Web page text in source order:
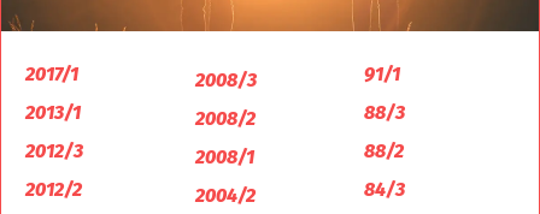
2017/1
2013/1
2012/3
2012/2
2008/3
2008/2
2008/1
2004/2
91/1
88/3
88/2
84/3